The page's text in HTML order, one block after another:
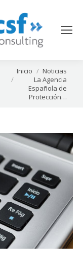
Estás aquí:
Inicio
Noticias
La Agencia
Española de
Protección…